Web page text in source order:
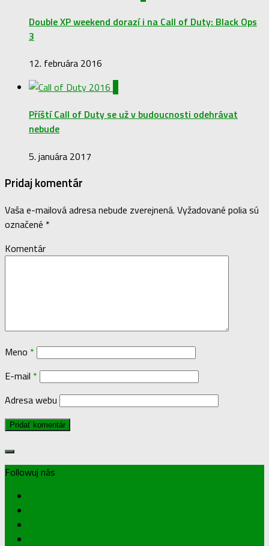
Double XP weekend dorazí i na Call of Duty: Black Ops
3
12. februára 2016
Příští Call of Duty se už v budoucnosti odehrávat
nebude
5. januára 2017
Pridaj komentár
Vaša e-mailová adresa nebude zverejnená. Vyžadované polia sú
označené *
Komentár
Meno *
E-mail *
Adresa webu
Followuj nás